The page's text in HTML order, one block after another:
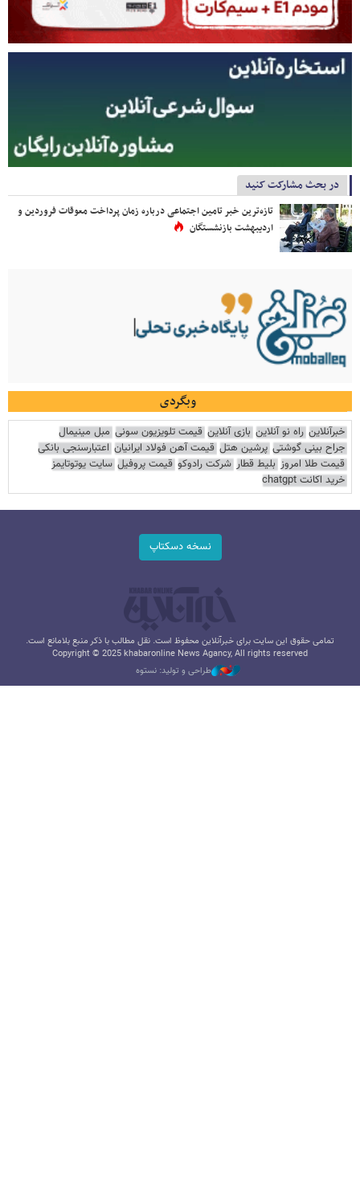
در بحث مشارکت کنید
تازه‌ترین خبر تامین اجتماعی درباره زمان پرداخت معوقات فروردین و
اردیبهشت بازنشستگان
وبگردی
خبرآنلاین راه نو آنلاین بازی آنلاین قیمت تلویزیون سونی مبل مینیمال
جراح بینی گوشتی پرشین هتل قیمت آهن فولاد ایرانیان اعتبارسنجی بانکی
قیمت طلا امروز بلیط قطار شرکت رادوکو قیمت پروفیل سایت یوتوتایمز
خرید اکانت chatgpt
نسخه دسکتاپ
تمامی حقوق این سایت برای خبرآنلاین محفوظ است. نقل مطالب با ذکر منبع بلامانع است.
Copyright © 2025 khabaronline News Agancy, All rights reserved
طراحی و تولید: نستوه